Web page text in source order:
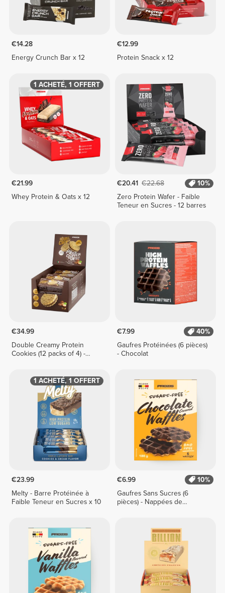
€14.28
Energy Crunch Bar x 12
€12.99
Protein Snack x 12
1 ACHETÉ, 1 OFFERT
€21.99
Whey Protein & Oats x 12
€20.41 €22.68
10%
Zero Protein Wafer - Faible
Teneur en Sucres - 12 barres
€34.99
Double Creamy Protein
Cookies (12 packs of 4) -
€7.99
40%
Gaufres Protéinées (6 pièces)
- Chocolat
1 ACHETÉ, 1 OFFERT
€23.99
Melty - Barre Protéinée à
Faible Teneur en Sucres x 10
€6.99
10%
Gaufres Sans Sucres (6
pièces) - Nappées de